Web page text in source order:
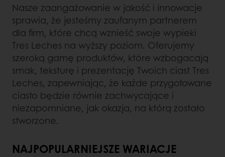
Nasze zaangażowanie w jakość i innowacje
sprawia, że jesteśmy zaufanym partnerem
dla firm, które chcą wznieść swoje wypieki
Tres Leches na wyższy poziom. Oferujemy
szeroką gamę produktów, które wzbogacają
smak, teksturę i prezentację Twoich ciast Tres
Leches, zapewniając, że każde przygotowane
ciasto będzie równie zachwycające i
niezapomniane, jak okazja, na którą zostało
stworzone.
NAJPOPULARNIEJSZE WARIACJE